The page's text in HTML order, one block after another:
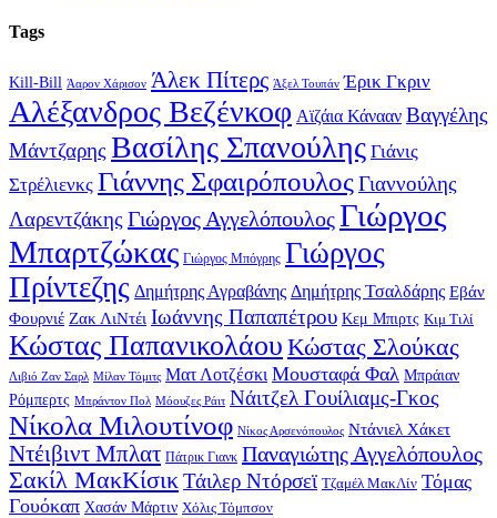
Tags
Kill-Bill Άαρον Χάρισον Άλεκ Πίτερς Άξελ Τουπάν Έρικ Γκριν
Αλέξανδρος Βεζένκοφ Αϊζάια Κάνααν Βαγγέλης
Μάντζαρης Βασίλης Σπανούλης Γιάνις
Στρέλιενκς Γιάννης ΣφαιρόπουλοςΓιαννούλης
Λαρεντζάκης Γιώργος ΑγγελόπουλοςΓιώργος
Μπαρτζώκας Γιώργος Μπόγρης Γιώργος
Πρίντεζης Δημήτρης Αγραβάνης Δημήτρης Τσαλδάρης Εβάν
Φουρνιέ Ζακ ΛιΝτέι Ιωάννης Παπαπέτρου Κεμ Μπιρτς Κιμ Τιλί
Κώστας Παπανικολάου Κώστας Σλούκας
Λιβιό Ζαν Σαρλ Μίλαν Τόμιτς Ματ Λοτζέσκι Μουσταφά Φαλ Μπράιαν
Ρόμπερτς Μπράντον Πολ Μόουζες Ράιτ Νάιτζελ Γουίλιαμς-Γκος
Νίκολα Μιλουτίνοφ Νίκος Αρσενόπουλος Ντάνιελ Χάκετ
Ντέιβιντ Μπλατ Πάτρικ Γιανκ Παναγιώτης Αγγελόπουλος
Σακίλ ΜακΚίσικ Τάιλερ Ντόρσεϊ Τζαμέλ ΜακΛίν Τόμας
Γουόκαπ Χασάν Μάρτιν Χόλις Τόμπσον